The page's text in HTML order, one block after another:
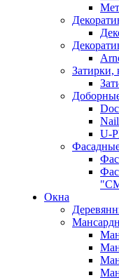
Затирки,
U-
Окна